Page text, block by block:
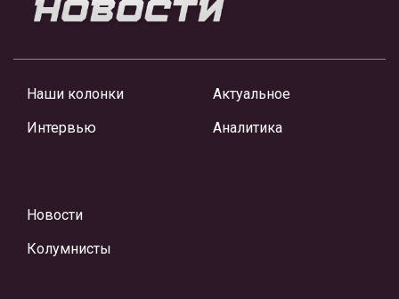
Наши колонки
Интервью
Актуальное
Аналитика
Новости
Колумнисты